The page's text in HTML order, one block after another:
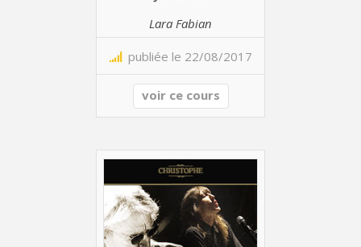
Lara Fabian
publiée le 22/08/2017
voir ce cours